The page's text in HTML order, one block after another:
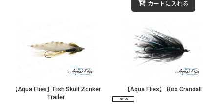
カートに入れる
【Aqua Flies】Fish Skull Zonker
Trailer
【Aqua Flies】 Rob Crandall